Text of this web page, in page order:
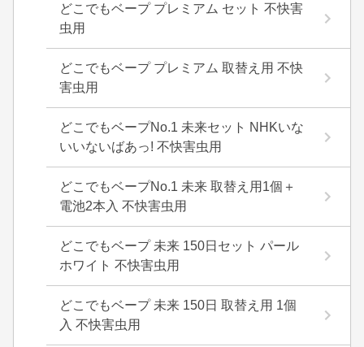
どこでもベープ プレミアム セット 不快害
虫用
どこでもベープ プレミアム 取替え用 不快
害虫用
どこでもベープNo.1 未来セット NHKいな
いいないばあっ! 不快害虫用
どこでもベープNo.1 未来 取替え用1個＋
電池2本入 不快害虫用
どこでもベープ 未来 150日セット パール
ホワイト 不快害虫用
どこでもベープ 未来 150日 取替え用 1個
入 不快害虫用